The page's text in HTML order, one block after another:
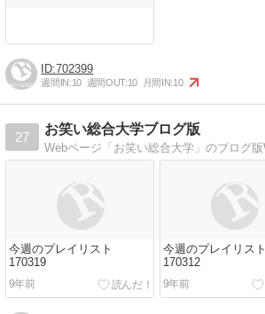
702399
週間IN:10 週間OUT:10 月間IN:10
27
お笑い総合大学ブログ版
今週のプレイリスト
170319
9年前
今週のプレイリスト
170312
9年前